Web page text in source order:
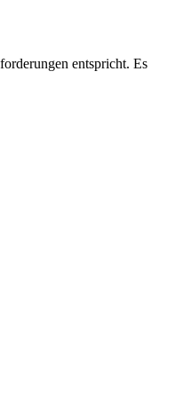
entspricht. Es